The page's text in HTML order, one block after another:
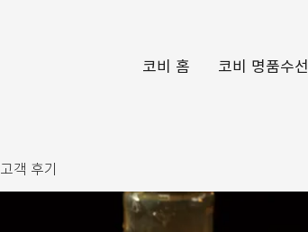
코비 홈 코비 명품수선
객 후기